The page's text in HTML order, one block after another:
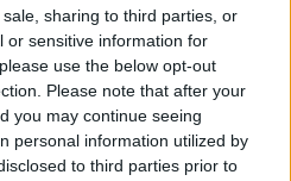
sharing to third parties, or
or sensitive information for
use the below opt-out
Please note that after your
you may continue seeing
personal information utilized by
to third parties prior to
ponthatárai, több ezer diák
az egyetemet
- kiderül, hányan
főiskolákon azokhoz, akik már